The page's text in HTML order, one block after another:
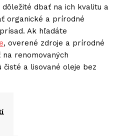
dbať na ich kvalitu a
organické a prírodné
Ak hľadáte
, overené zdroje a prírodné
renomovaných
a lisované oleje bez